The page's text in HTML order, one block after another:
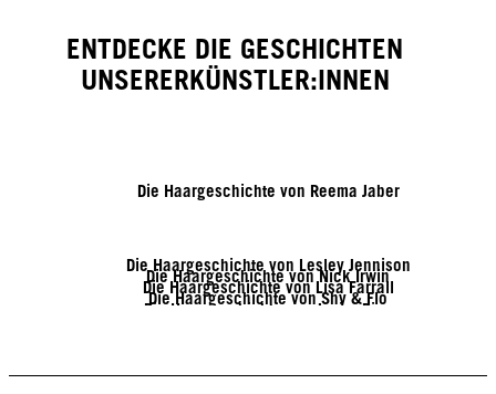
ENTDECKE DIE GESCHICHTEN
UNSERERKÜNSTLER:INNEN
Die Haargeschichte von Reema Jaber
Die Haargeschichte von Lesley Jennison
Die Haargeschichte von Nick Irwin
Die Haargeschichte von Lisa Farrall
Die Haargeschichte von Shy & Flo
Die Haargeschichte von Javier Diaz